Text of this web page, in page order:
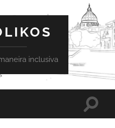
inclusiva
Toggle